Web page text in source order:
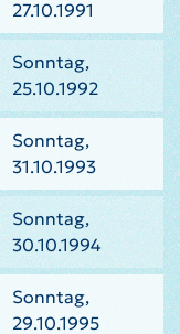
27.10.1991
Sonntag,
25.10.1992
Sonntag,
31.10.1993
Sonntag,
30.10.1994
Sonntag,
29.10.1995